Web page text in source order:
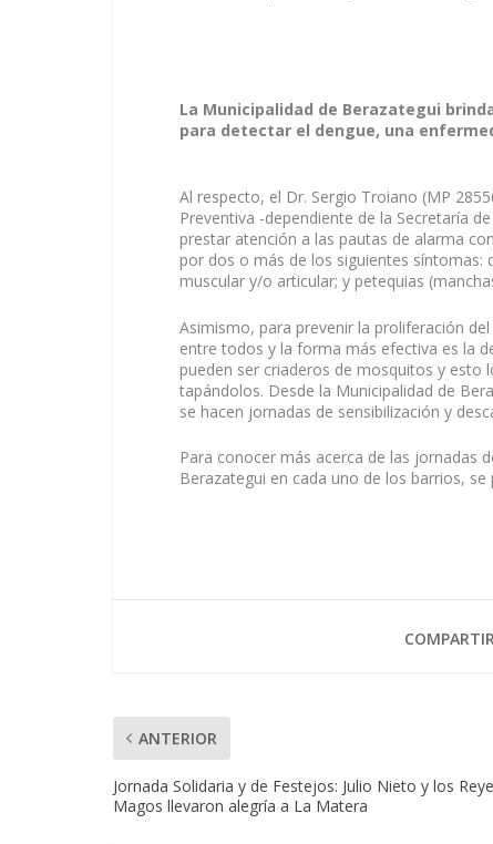
La Municipalidad de Berazategui
para detectar el dengue, una
Al respecto, el Dr. Sergio Troiano (MP
Preventiva -dependiente de la Secretaría
prestar atención a las pautas de alarma
por dos o más de los siguientes
muscular y/o articular; y petequias
Asimismo, para prevenir la proliferación
entre todos y la forma más efectiva es la
pueden ser criaderos de mosquitos y
tapándolos. Desde la Municipalidad de
se hacen jornadas de sensibilización y
Para conocer más acerca de las jornadas
Berazategui en cada uno de los barrios, se
ANTERIOR
Jornada Solidaria y de Festejos: Julio Nieto y los
Magos llevaron alegría a La Matera